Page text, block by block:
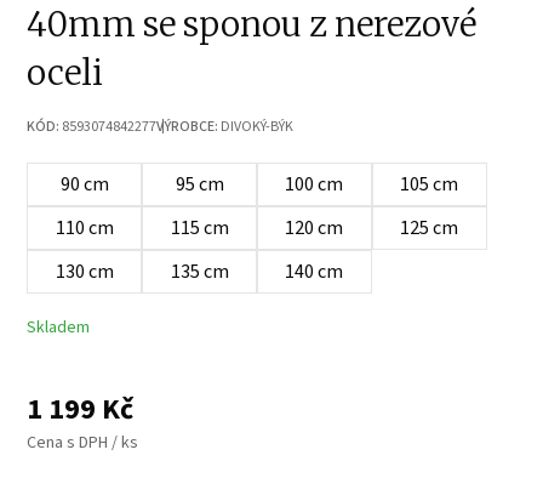
40mm se sponou z nerezové
oceli
KÓD: 8593074842277VÝROBCE: DIVOKÝ-BÝK
90 cm 95 cm 100 cm
105 cm
110 cm
115 cm 120 cm
125 cm
130 cm
135 cm 140 cm
Skladem
1 199 Kč
Cena s DPH / ks